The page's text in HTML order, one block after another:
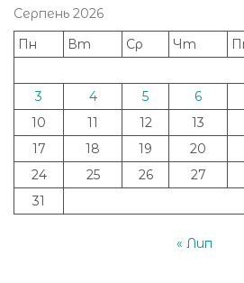
Серпень 2026
Пн
Вт Ср Чт
3
4 5 6
10
11 12 13
17
18 19 20
24
25 26 27
31
« Лип